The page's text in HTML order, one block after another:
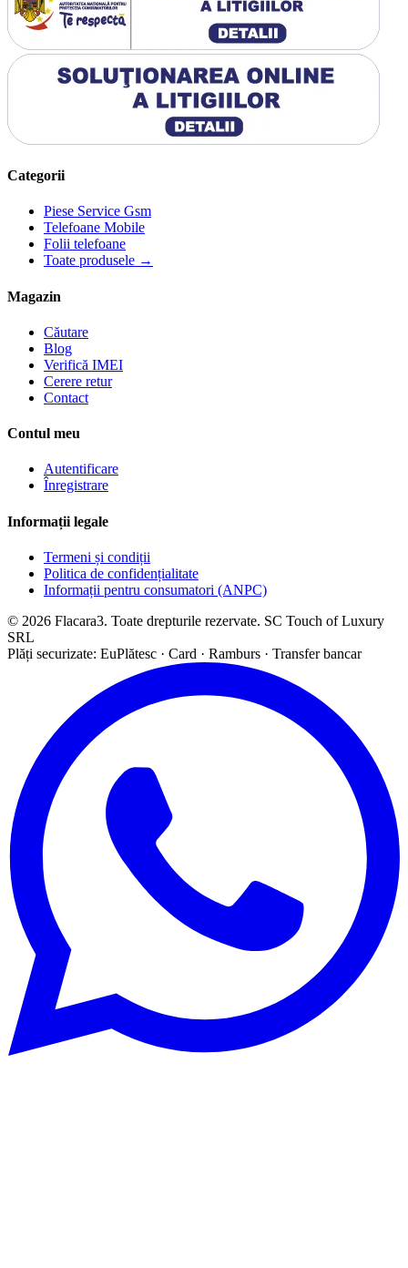
Categorii
Piese Service Gsm
Telefoane Mobile
Folii telefoane
Toate produsele →
Magazin
Căutare
Blog
Verifică IMEI
Cerere retur
Contact
Contul meu
Autentificare
Înregistrare
Informații legale
Termeni și condiții
Politica de confidențialitate
Informații pentru consumatori (ANPC)
© 2026 Flacara3. Toate drepturile rezervate. SC Touch of Luxury
SRL
Plăți securizate: EuPlătesc · Card · Ramburs · Transfer bancar